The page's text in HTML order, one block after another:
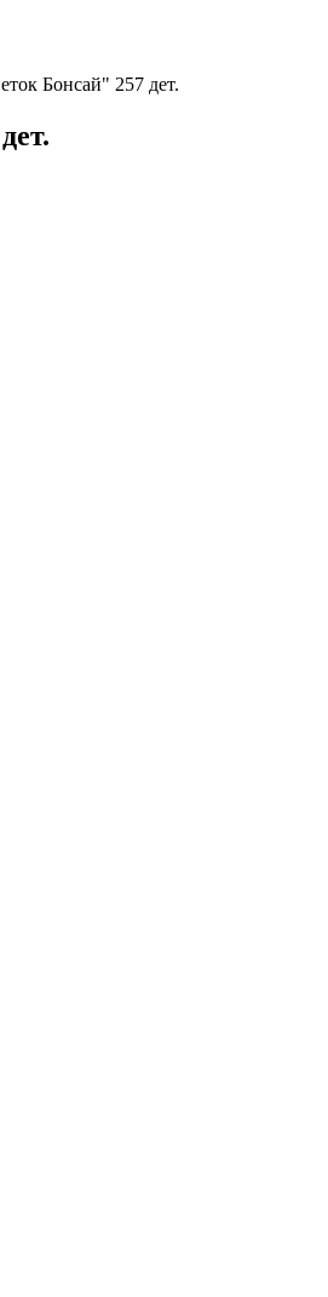
Бонсай" 257 дет.